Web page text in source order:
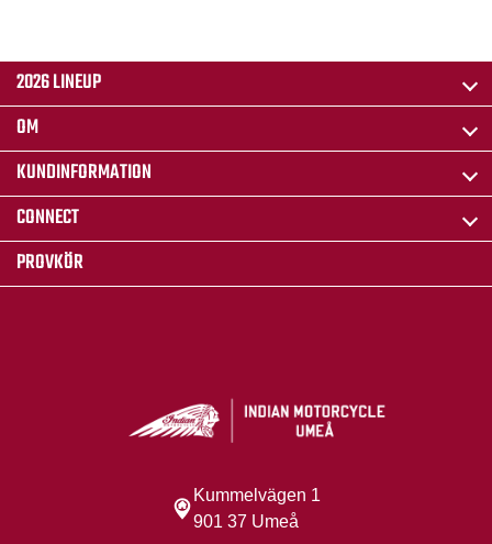
2026 LINEUP
OM
KUNDINFORMATION
CONNECT
PROVKÖR
Kummelvägen 1
901 37 Umeå